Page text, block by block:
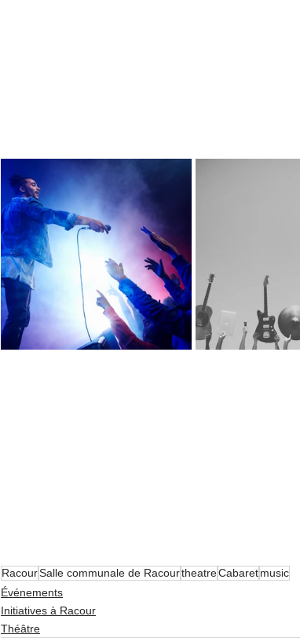
RacourSalle communale de RacourtheatreCabaretmusic
Événements
Initiatives à Racour
Théâtre